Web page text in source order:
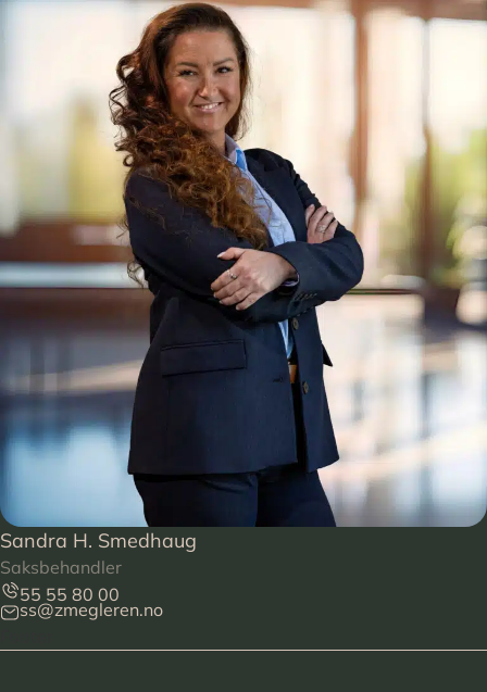
Sandra H. Smedhaug
Saksbehandler
55 55 80 00
ss@zmegleren.no